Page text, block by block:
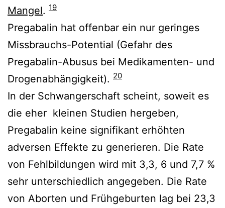
Mangel. 19
Pregabalin hat offenbar ein nur geringes
Missbrauchs-Potential (Gefahr des
Pregabalin-Abusus bei Medikamenten- und
Drogenabhängigkeit). 20
In der Schwangerschaft scheint, soweit es
die eher kleinen Studien hergeben,
Pregabalin keine signifikant erhöhten
adversen Effekte zu generieren. Die Rate
von Fehlbildungen wird mit 3,3, 6 und 7,7 %
sehr unterschiedlich angegeben. Die Rate
von Aborten und Frühgeburten lag bei 23,3